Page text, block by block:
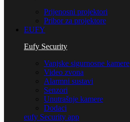
Prijenosni projektori
Pribor za projektore
EUFY
Eufy Security
Vanjske sigurnosne kamere
Video zvona
Alarmni sustavi
Senzori
Unutrašnje kamere
Dodaci
eufy Security app